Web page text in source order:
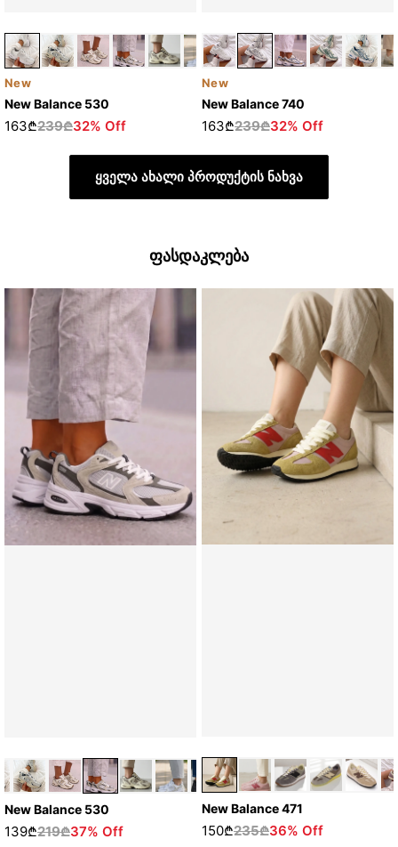
New
New Balance 530
163₾239₾32% Off
New
New Balance 740
163₾239₾32% Off
ყველა ახალი პროდუქტის ნახვა
ფასდაკლება
New Balance 530
139₾219₾37% Off
New Balance 471
150₾235₾36% Off